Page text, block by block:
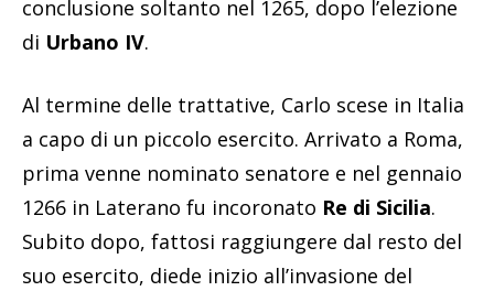
conclusione soltanto nel 1265, dopo l’elezione
di Urbano IV.
Al termine delle trattative, Carlo scese in Italia
a capo di un piccolo esercito. Arrivato a Roma,
prima venne nominato senatore e nel gennaio
1266 in Laterano fu incoronato Re di Sicilia.
Subito dopo, fattosi raggiungere dal resto del
suo esercito, diede inizio all’invasione del